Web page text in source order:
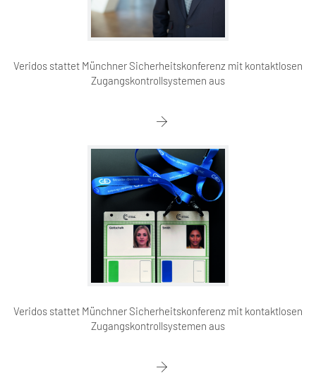
Veridos stattet Münchner Sicherheitskonferenz mit kontaktlosen
Zugangskontrollsystemen aus​
Veridos stattet Münchner Sicherheitskonferenz mit kontaktlosen
Zugangskontrollsystemen aus​